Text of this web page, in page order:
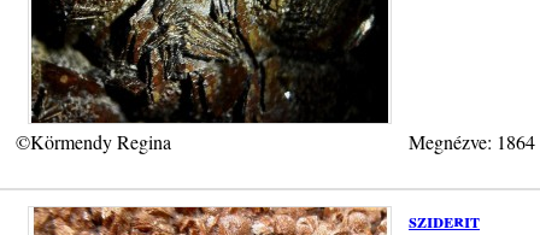
©Körmendy Regina Megnézve:
sziderit